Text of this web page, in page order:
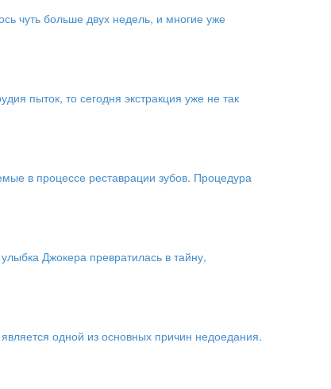
чуть больше двух недель, и многие уже
пыток, то сегодня экстракция уже не так
в процессе реставрации зубов. Процедура
Джокера превратилась в тайну,
одной из основных причин недоедания.